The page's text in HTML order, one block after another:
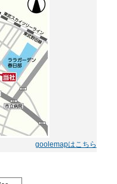
goolemapはこちら